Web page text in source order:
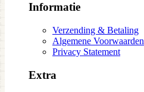
Informatie
Verzending & Betaling
Algemene Voorwaarden
Privacy Statement
Extra